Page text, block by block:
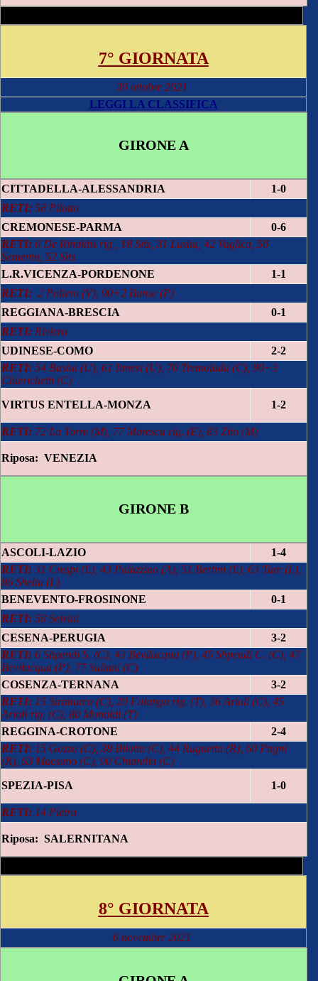
7° GIORNATA
30 ottobre 2021
LEGGI LA CLASSIFICA
GIRONE A
CITTADELLA-ALESSANDRIA
1-0
RETI: 58 Pilotto
CREMONESE-PARMA
0-6
RETI: 6 De Rinaldis rig., 18 Sits, 31 Lusha, 42 Vaglica, 50
Sementa, 52 Sits
L.R.VICENZA-PORDENONE
1-1
RETI: 2 Poliero (V), 90+2 Banse (P)
REGGIANA-BRESCIA
0-1
RETI: Riviera
UDINESE-COMO
2-2
RETI: 54 Basha (U), 61 Ianesi (U), 70 Tremolada (C), 90+3
Chierichetti (C)
VIRTUS ENTELLA-MONZA
1-2
RETI: 72 La Torre (M), 77 Maresca rig. (E), 83 Zito (M)
Riposa: VENEZIA
GIRONE B
ASCOLI-LAZIO
1-4
RETI: 31 Crespi (L), 43 Palazzino (A), 51 Bertini (L), 63 Tare (L),
86 Shehu (L)
BENEVENTO-FROSINONE
0-1
RETI: 58 Selvini
CESENA-PERUGIA
3-2
RETI: 6 Shpendi S. (C), 43 Bevilacqua (P), 45 Shpendi C. (C), 47
Bevilacqua (P), 77 Suliani (C)
COSENZA-TERNANA
3-2
RETI: 15 Sirimarco (C), 20 Falanga rig. (T), 36 Arioli (C), 45
Arioli rig. (C), 80 Monaldi (T)
REGGINA-CROTONE
2-4
RETI: 15 Gozzo (C), 38 Bilotta (C), 44 Rugnetta (R), 60 Pagni
(R), 63 Maesano (C), 90 Chiarella (C)
SPEZIA-PISA
1-0
RETI: 14 Pietra
Riposa: SALERNITANA
8° GIORNATA
6 novembre 2021